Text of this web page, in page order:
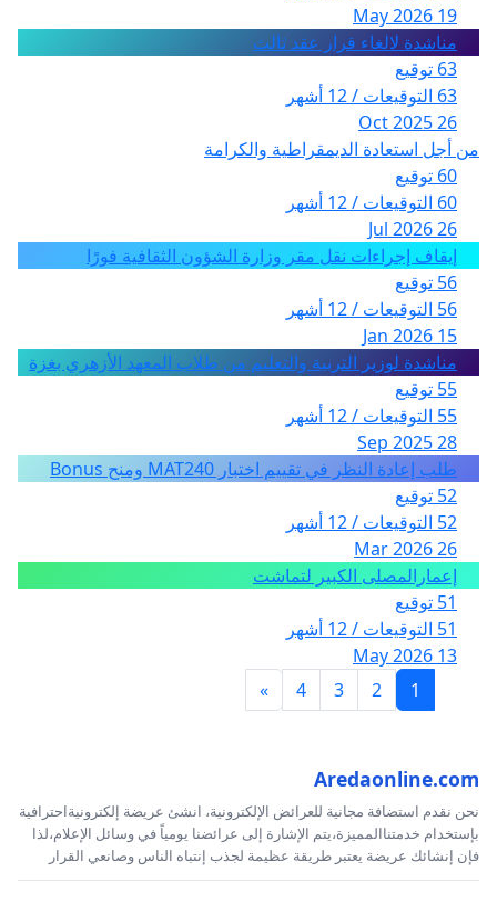
19 May 2026
مناشدة لالغاء قرار عقد ثالث
63 توقيع
63 التوقيعات / 12 أشهر
26 Oct 2025
من أجل استعادة الديمقراطية والكرامة
60 توقيع
60 التوقيعات / 12 أشهر
26 Jul 2026
إيقاف إجراءات نقل مقر وزارة الشؤون الثقافية فورًا
56 توقيع
56 التوقيعات / 12 أشهر
15 Jan 2026
مناشدة لوزير التربية والتعليم من طلاب المعهد الأزهري بغزة
55 توقيع
55 التوقيعات / 12 أشهر
28 Sep 2025
طلب إعادة النظر في تقييم اختبار MAT240 ومنح Bonus
52 توقيع
52 التوقيعات / 12 أشهر
26 Mar 2026
إعمارالمصلى الكبير لتماشت
51 توقيع
51 التوقيعات / 12 أشهر
13 May 2026
1
2
3
4
»
Aredaonline.com
نحن نقدم استضافة مجانية للعرائض الإلكترونية، انشئ عريضة إلكترونيةاحترافية
بإستخدام خدمتناالمميزة،يتم الإشارة إلى عرائضنا يومياً في وسائل الإعلام،لذا
فإن إنشائك عريضة يعتبر طريقة عظيمة لجذب إنتباه الناس وصانعي القرار